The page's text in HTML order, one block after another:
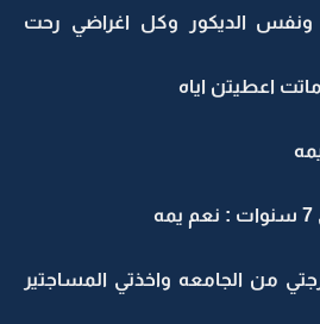
ونفس الديكور وكل اغراضي رحت
اعطيتن اياه
من الجامعه واخذتي المساجتير